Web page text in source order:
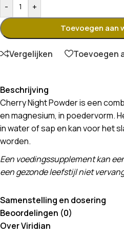
- +
Toevoegen aan
Vergelijken Toevoegen
Beschrijving
Cherry Night Powder is een
en magnesium, in poedervorm.
in water of sap en kan voor het
worden.
Een voedingssupplement kan
een gezonde leefstijl niet
Samenstelling en dosering
Beoordelingen (0)
Over Viridian